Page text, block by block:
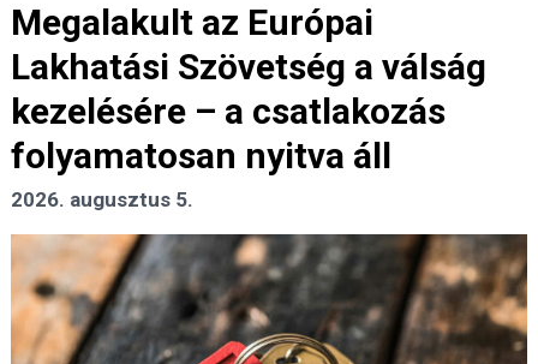
Megalakult az Európai
Lakhatási Szövetség a válság
kezelésére – a csatlakozás
folyamatosan nyitva áll
2026. augusztus 5.